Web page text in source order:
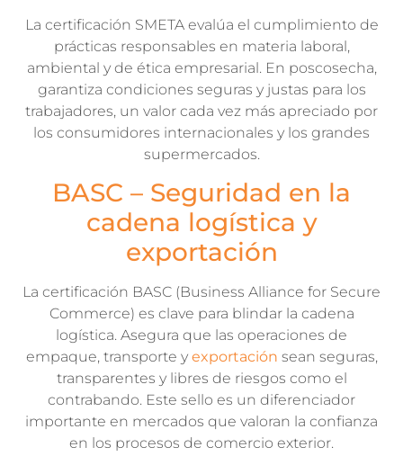
La certificación SMETA evalúa el cumplimiento de
prácticas responsables en materia laboral,
ambiental y de ética empresarial. En poscosecha,
garantiza condiciones seguras y justas para los
trabajadores, un valor cada vez más apreciado por
los consumidores internacionales y los grandes
supermercados.
BASC – Seguridad en la
cadena logística y
exportación
La certificación BASC (Business Alliance for Secure
Commerce) es clave para blindar la cadena
logística. Asegura que las operaciones de
empaque, transporte y exportación sean seguras,
transparentes y libres de riesgos como el
contrabando. Este sello es un diferenciador
importante en mercados que valoran la confianza
en los procesos de comercio exterior.